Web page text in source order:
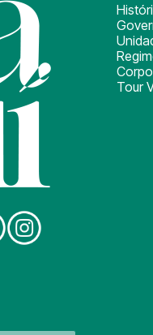
Tour